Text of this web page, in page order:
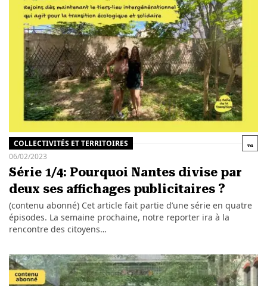
COLLECTIVITÉS ET TERRITOIRES
06/02/2023
Série 1/4: Pourquoi Nantes divise par
deux ses affichages publicitaires ?
(contenu abonné) Cet article fait partie d’une série en quatre
épisodes. La semaine prochaine, notre reporter ira à la
rencontre des citoyens…